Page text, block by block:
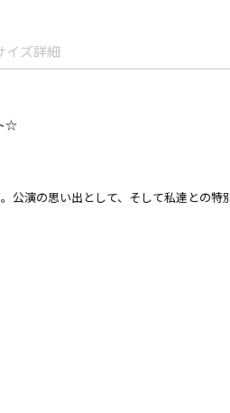
イズ詳細
☆
演の思い出として、そして私達との